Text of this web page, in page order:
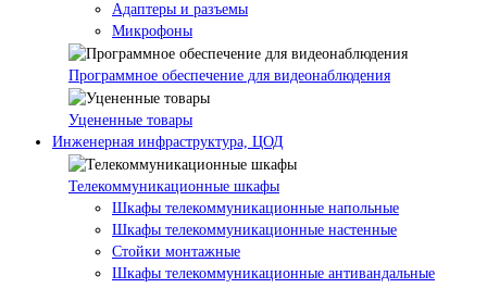
Адаптеры и разъемы
Микрофоны
Программное обеспечение для видеонаблюдения
Уцененные товары
Инженерная инфраструктура, ЦОД
Телекоммуникационные шкафы
Шкафы телекоммуникационные напольные
Шкафы телекоммуникационные настенные
Стойки монтажные
Шкафы телекоммуникационные антивандальные